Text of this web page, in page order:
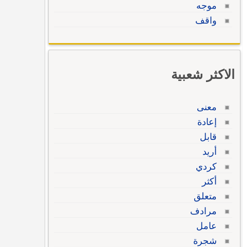
موجه
واقف
الاكثر شعبية
معنى
إعادة
قابل
أريد
كردي
أكثر
متعلق
مرادف
عامل
شجرة